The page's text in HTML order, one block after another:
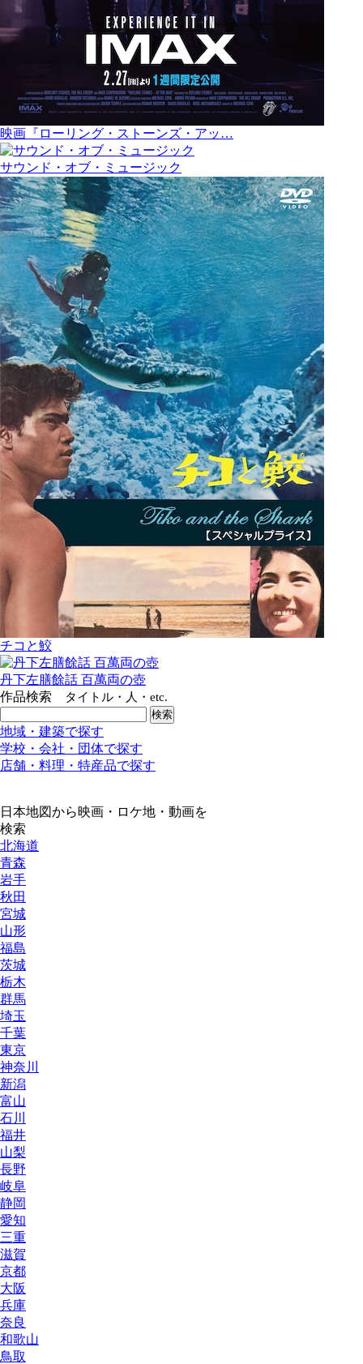
映画『ローリング・ストーンズ・アッ…
サウンド・オブ・ミュージック
チコと鮫
丹下左膳餘話 百萬両の壺
作品検索
タイトル・人・etc.
地域・建築で探す
学校・会社・団体で探す
店舗・料理・特産品で探す
日本地図から映画・ロケ地・動画を
検索
北海道
青森
岩手
秋田
宮城
山形
福島
茨城
栃木
群馬
埼玉
千葉
東京
神奈川
新潟
富山
石川
福井
山梨
長野
岐阜
静岡
愛知
三重
滋賀
京都
大阪
兵庫
奈良
和歌山
鳥取